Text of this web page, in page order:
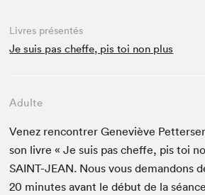
Livres présentés
Je suis pas cheffe, pis toi non plus
Adulte
Venez ren­con­tr­er Geneviève
son livre « Je suis pas cheffe, pis toi
SAINT-JEAN. Nous vous deman­dons
20 min­utes avant le début de la